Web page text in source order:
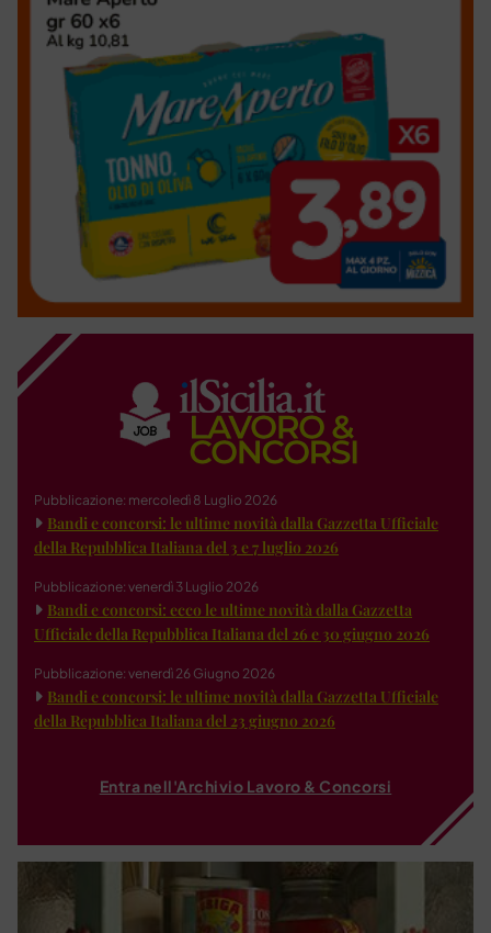
Pubblicazione: mercoledì 8 Luglio 2026
Bandi e concorsi: le ultime novità dalla Gazzetta Ufficiale
della Repubblica Italiana del 3 e 7 luglio 2026
Pubblicazione: venerdì 3 Luglio 2026
Bandi e concorsi: ecco le ultime novità dalla Gazzetta
Ufficiale della Repubblica Italiana del 26 e 30 giugno 2026
Pubblicazione: venerdì 26 Giugno 2026
Bandi e concorsi: le ultime novità dalla Gazzetta Ufficiale
della Repubblica Italiana del 23 giugno 2026
Entra nell'Archivio Lavoro & Concorsi